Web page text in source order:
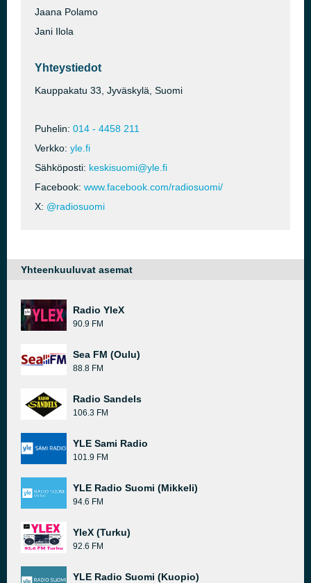
Jaana Polamo
Jani Ilola
Yhteystiedot
Kauppakatu 33, Jyväskylä, Suomi
Puhelin: 014 - 4458 211
Verkko: yle.fi
Sähköposti: keskisuomi@yle.fi
Facebook: www.facebook.com/radiosuomi/
X: @radiosuomi
Yhteenkuuluvat asemat
Radio YleX
90.9 FM
Sea FM (Oulu)
88.8 FM
Radio Sandels
106.3 FM
YLE Sami Radio
101.9 FM
YLE Radio Suomi (Mikkeli)
94.6 FM
YleX (Turku)
92.6 FM
YLE Radio Suomi (Kuopio)